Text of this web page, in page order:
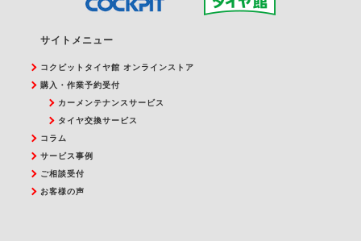
サイトメニュー
コクピットタイヤ館 オンラインストア
購入・作業予約受付
カーメンテナンスサービス
タイヤ交換サービス
コラム
サービス事例
ご相談受付
お客様の声